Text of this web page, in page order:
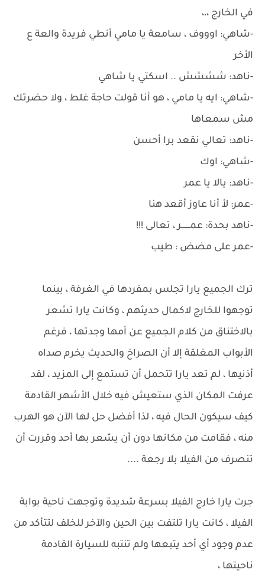
في الخارج ،،،
-شاهي: اوووف ، سامعة يا مامي أنطي فريدة والعة ع
الأخر
-ناهد: شششش .. اسكتي يا شاهي
-شاهي: ايه يا مامي ، هو أنا قولت حاجة غلط ، ولا حضرتك
مش سمعاها
-ناهد: تعالي نقعد برا أحسن
-شاهي: اوك
-ناهد: يالا يا عمر
-عمر: لأ أنا عاوز أقعد هنا
-ناهد بحدة: عمـــــــر ، تعالى !!!
-عمر على مضض : طيب
ترك الجميع يارا تجلس بمفردها في الغرفة ، بينما
توجهوا للخارج لاكمال حديثهم ، وكانت يارا تشعر
بالاختناق من كلام الجميع عن أمها وجدتها ، فرغم
الأبواب المغلقة إلا أن الصراخ والحديث يخرم صداه
أذنيها ، لم تعد يارا تتحمل أن تستمع إلى المزيد ، لقد
عرفت المكان الذي ستعيش فيه خلال الأشهر القادمة
كيف سيكون الحال فيه ، لذا أفضل حل لها الآن هو الهرب
منه ، فقامت من مكانها دون أن يشعر بها أحد وقررت أن
تنصرف من الفيلا بلا رجعة ....
جرت يارا خارج الفيلا بسرعة شديدة وتوجهت ناحية بوابة
الفيلا ، كانت يارا تلتفت بين الحين والآخر للخلف لتتأكد من
عدم وجود أي أحد يتبعها ولم تنتبه للسيارة القادمة
ناحيتها ،